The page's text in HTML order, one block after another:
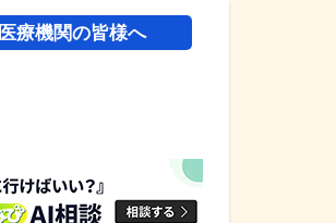
医療機関の皆様へ